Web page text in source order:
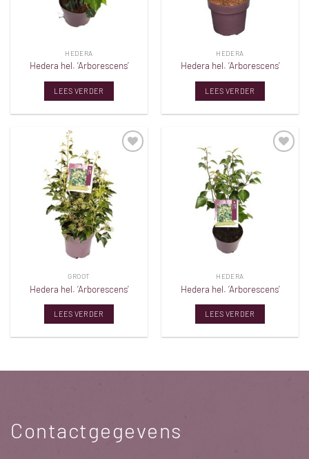
HEDERA
Hedera hel. ‘Arborescens’
LEES VERDER
HEDERA
Hedera hel. ‘Arborescens’
LEES VERDER
verlanglijst
GROOT
Hedera hel. ‘Arborescens’
LEES VERDER
verlanglijst
HEDERA
Hedera hel. ‘Arborescens’
LEES VERDER
Contactgegevens